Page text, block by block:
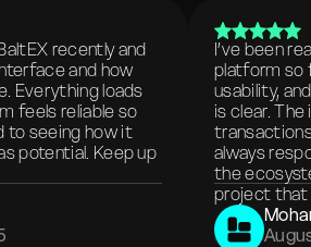
recently and
and how
Everything loads
feels reliable so
to seeing how it
potential. Keep up
I’ve been
platform so
usability,
is clear.
always
the
project that